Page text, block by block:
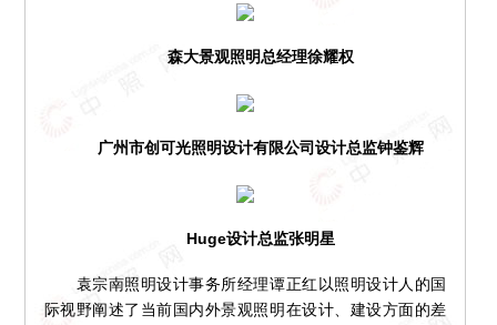
森大景观照明总经理徐耀权
广州市创可光照明设计有限公司设计总监钟鉴辉
Huge设计总监张明星
袁宗南照明设计事务所经理谭正红以照明设计人的国
际视野阐述了当前国内外景观照明在设计、建设方面的差